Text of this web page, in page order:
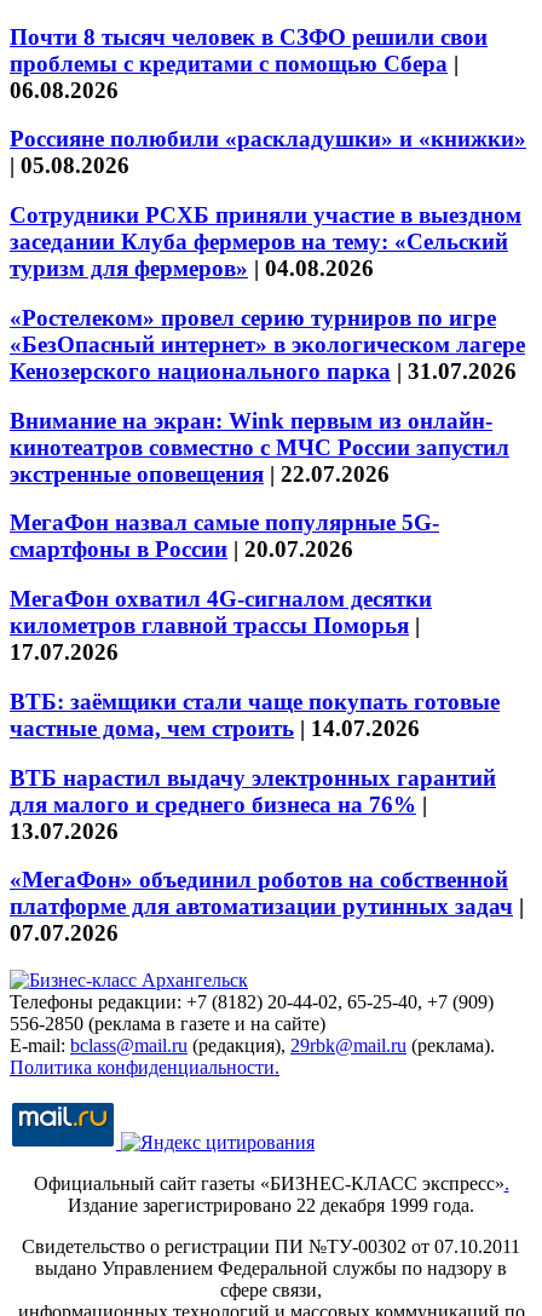
Почти 8 тысяч человек в СЗФО решили свои
проблемы с кредитами с помощью Сбера |
06.08.2026
Россияне полюбили «раскладушки» и «книжки»
| 05.08.2026
Сотрудники РСХБ приняли участие в выездном
заседании Клуба фермеров на тему: «Сельский
туризм для фермеров» | 04.08.2026
«Ростелеком» провел серию турниров по игре
«БезОпасный интернет» в экологическом лагере
Кенозерского национального парка | 31.07.2026
Внимание на экран: Wink первым из онлайн-
кинотеатров совместно с МЧС России запустил
экстренные оповещения | 22.07.2026
МегаФон назвал самые популярные 5G-
смартфоны в России | 20.07.2026
МегаФон охватил 4G-сигналом десятки
километров главной трассы Поморья |
17.07.2026
ВТБ: заёмщики стали чаще покупать готовые
частные дома, чем строить | 14.07.2026
ВТБ нарастил выдачу электронных гарантий
для малого и среднего бизнеса на 76% |
13.07.2026
«МегаФон» объединил роботов на собственной
платформе для автоматизации рутинных задач |
07.07.2026
Телефоны редакции: +7 (8182) 20-44-02, 65-25-40, +7 (909)
556-2850 (реклама в газете и на сайте)
E-mail: bclass@mail.ru (редакция), 29rbk@mail.ru (реклама).
Политика конфиденциальности.
Официальный сайт газеты «БИЗНЕС-КЛАСС экспресс».
Издание зарегистрировано 22 декабря 1999 года.
Свидетельство о регистрации ПИ №ТУ-00302 от 07.10.2011
выдано Управлением Федеральной службы по надзору в
сфере связи,
информационных технологий и массовых коммуникаций по